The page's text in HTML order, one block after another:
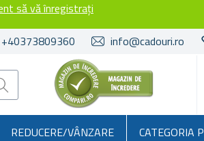
să vă înregistrați
+40373809360
info@cadouri.ro
REDUCERE/VÂNZARE CATEGORIA